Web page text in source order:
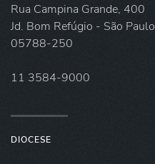
Rua Campina Grande, 400
Jd. Bom Refúgio - São Paulo
05788-250
11 3584-9000
DIOCESE